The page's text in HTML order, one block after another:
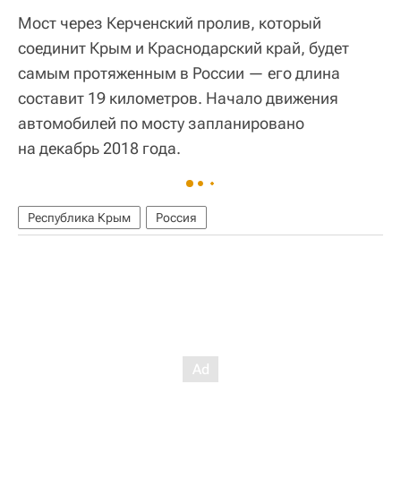
Мост через Керченский пролив, который
соединит Крым и Краснодарский край, будет
самым протяженным в России — его длина
составит 19 километров. Начало движения
автомобилей по мосту запланировано
на декабрь 2018 года.
Республика Крым Россия